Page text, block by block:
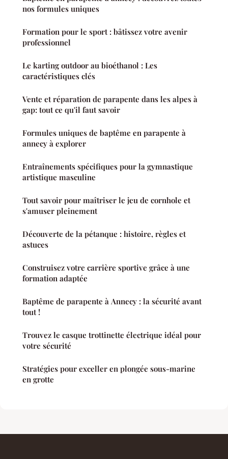
nos formules uniques
Formation pour le sport : bâtissez votre avenir
professionnel
Le karting outdoor au bioéthanol : Les
caractéristiques clés
Vente et réparation de parapente dans les alpes à
gap: tout ce qu'il faut savoir
Formules uniques de baptême en parapente à
annecy à explorer
Entraînements spécifiques pour la gymnastique
artistique masculine
Tout savoir pour maîtriser le jeu de cornhole et
s'amuser pleinement
Découverte de la pétanque : histoire, règles et
astuces
Construisez votre carrière sportive grâce à une
formation adaptée
Baptême de parapente à Annecy : la sécurité avant
tout !
Trouvez le casque trottinette électrique idéal pour
votre sécurité
Stratégies pour exceller en plongée sous-marine
en grotte